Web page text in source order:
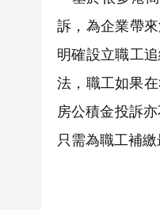
訴，為企業帶
明確設立職工
法，職工如果
房公積金投訴
只需為職工補繳